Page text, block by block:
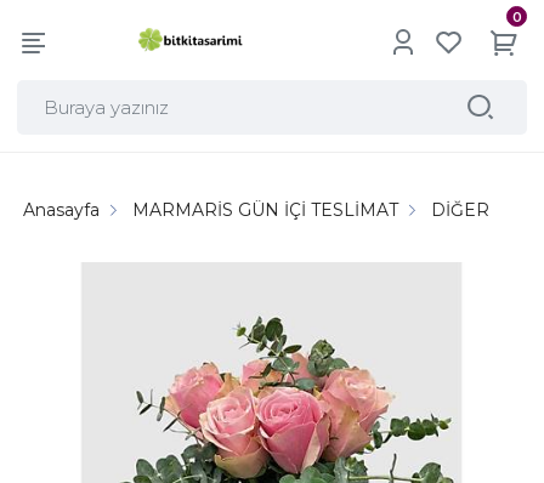
0
Anasayfa MARMARİS GÜN İÇİ TESLİMAT DİĞER